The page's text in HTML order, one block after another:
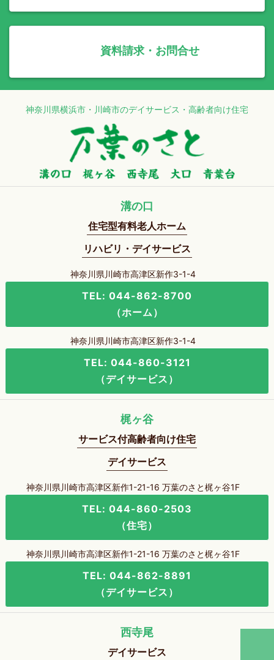
資料請求・お問合せ
神奈川県横浜市・川崎市のデイサービス・高齢者向け住宅
溝の口
住宅型有料老人ホーム
リハビリ・デイサービス
神奈川県川崎市高津区新作3-1-4
TEL: 044-862-8700
（ホーム）
神奈川県川崎市高津区新作3-1-4
TEL: 044-860-3121
（デイサービス）
梶ヶ谷
サービス付高齢者向け住宅
デイサービス
神奈川県川崎市高津区新作1-21-16 万葉のさと梶ヶ谷1F
TEL: 044-860-2503
（住宅）
神奈川県川崎市高津区新作1-21-16 万葉のさと梶ヶ谷1F
TEL: 044-862-8891
（デイサービス）
西寺尾
デイサービス